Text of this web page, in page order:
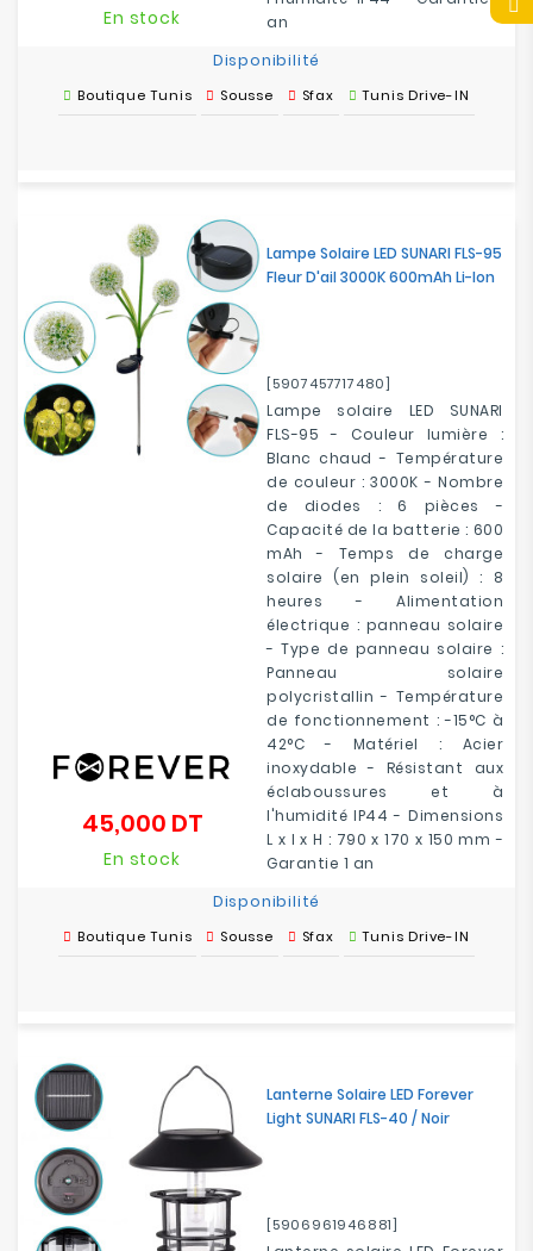
an
En stock
Disponibilité
Boutique Tunis Sousse Sfax Tunis Drive-IN
Lampe Solaire LED SUNARI FLS-95
Fleur D'ail 3000K 600mAh Li-Ion
[5907457717480]
Lampe solaire LED SUNARI
FLS-95 - Couleur lumière :
Blanc chaud - Température
de couleur : 3000K - Nombre
de diodes : 6 pièces -
Capacité de la batterie : 600
mAh - Temps de charge
solaire (en plein soleil) : 8
heures - Alimentation
électrique : panneau solaire
- Type de panneau solaire :
Panneau solaire
polycristallin - Température
de fonctionnement : -15°C à
42°C - Matériel : Acier
inoxydable - Résistant aux
éclaboussures et à
l'humidité IP44 - Dimensions
L x l x H : 790 x 170 x 150 mm -
Garantie 1 an
45,000 DTPrix
En stock
Disponibilité
Boutique Tunis Sousse Sfax Tunis Drive-IN
Lanterne Solaire LED Forever
Light SUNARI FLS-40 / Noir
[5906961946881]